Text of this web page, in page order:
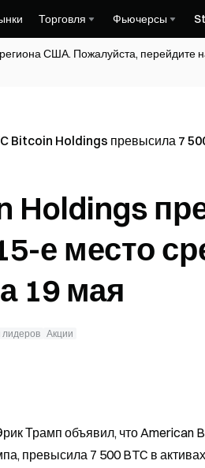
Торговля Фьючерсы
США. Пожалуйста,
Bitcoin Holdings превысила 7
Holdings
е место
19 мая
лидеров Акции
Трамп объявил, что American
превысила 7 500 BTC в